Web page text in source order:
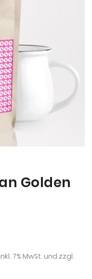
Golden
7% MwSt. und zzgl.